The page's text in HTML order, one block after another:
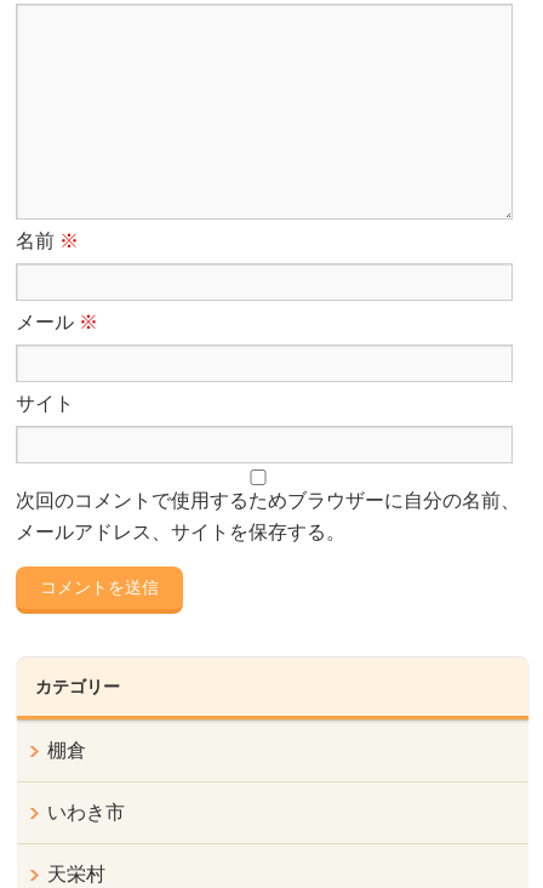
名前 ※
メール ※
サイト
次回のコメントで使用するためブラウザーに自分の名前、
メールアドレス、サイトを保存する。
カテゴリー
棚倉
いわき市
天栄村